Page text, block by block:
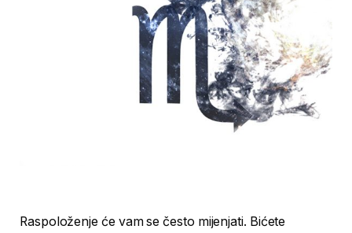
Raspoloženje će vam se često mijenjati. Bićete